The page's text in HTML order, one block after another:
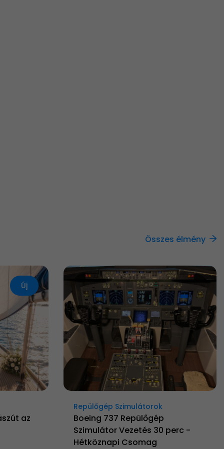
Összes élmény
Új
az
Repülőgép Szimulátorok
Boeing 737 Repülőgép
Szimulátor Vezetés 30 perc -
Hétköznapi Csomag